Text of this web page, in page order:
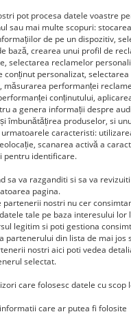
ale acestui vânzător
Sudor - CALIFICARE rapida (FARA curs)
850 Lei
pot procesa datele voastre
sau mai multe scopuri:
de pe un dispozitiv,
bază, crearea unui profil de
selectarea reclamelor
conținut personalizat,
măsurarea performanței
conținutului,
a genera informații despre
îmbunătățirea produselor, si
caracteristi:
scanarea activă a
pentru identificare.
sa va razganditi si sa va
pagina.
partenerii nostri nu cer
tale pe baza interesului lor
legitim si poti gestiona
partenerului din lista de mai jos
nostri aici poti vedea
selectat.
care folosesc datele cu scop
care ar putea fi folosite